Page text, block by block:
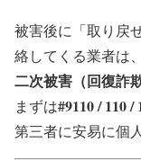
被害後に「取り戻
絡してくる業者は、
二次被害（回復詐欺
まずは#9110 / 110 /
第三者に安易に個